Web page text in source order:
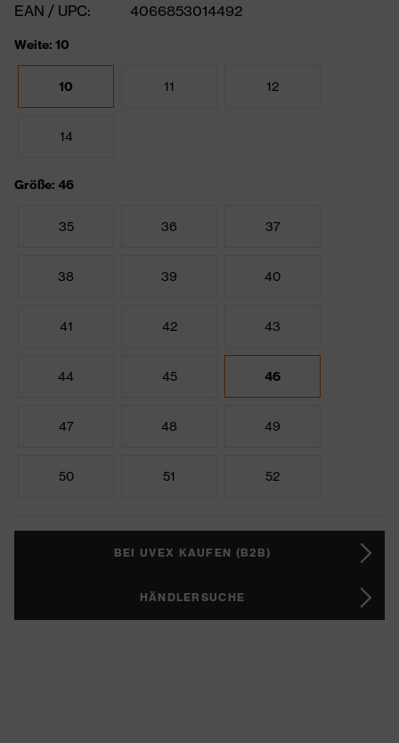
EAN / UPC:
4066853014492
Weite: 10
10 11 12
14
Größe: 46
35 36 37
38 39 40
41 42 43
44 45 46
47 48 49
50 51 52
BEI UVEX KAUFEN (B2B)
HÄNDLERSUCHE